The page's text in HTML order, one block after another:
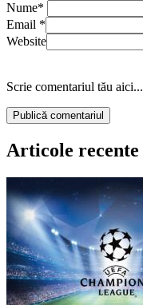
Nume*
Email *
Website
Scrie comentariul tău aici...
Articole recente